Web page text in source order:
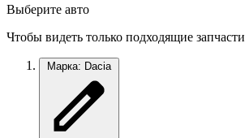
Выберите авто
Чтобы видеть только подходящие запчасти
Марка: Dacia